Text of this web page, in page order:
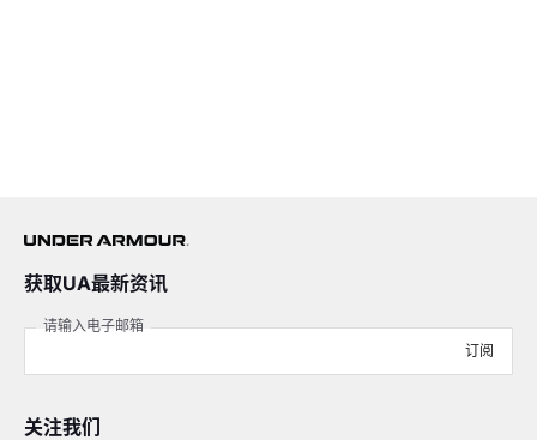
获取UA最新资讯
请输入电子邮箱
订阅
关注我们